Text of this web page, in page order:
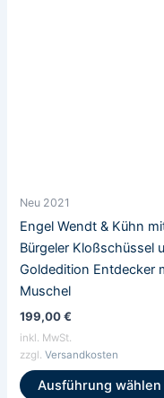
Neu 2021
Engel Wendt & Kühn
Bürgeler Kloßschüssel
Goldedition Entdecker
Muschel
199,00€
inkl. MwSt.
zzgl.Versandkosten
Ausführung wählen